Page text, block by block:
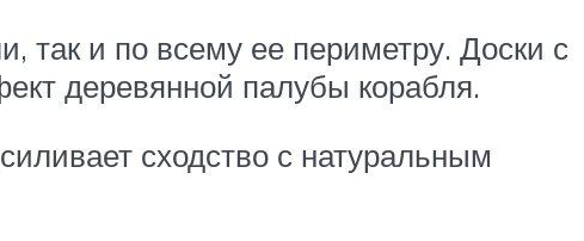
так и по всему ее периметру. Доски с
деревянной палубы корабля.
сходство с натуральным